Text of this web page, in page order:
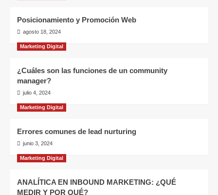
Posicionamiento y Promoción Web
agosto 18, 2024
Marketing Digital
¿Cuáles son las funciones de un community
manager?
julio 4, 2024
Marketing Digital
Errores comunes de lead nurturing
junio 3, 2024
Marketing Digital
ANALÍTICA EN INBOUND MARKETING: ¿QUÉ
MEDIR Y POR QUÉ?